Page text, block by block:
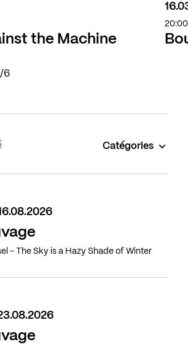
the Machine
20:00
/6
Catégories
- The Sky is a Hazy Shade of Winter